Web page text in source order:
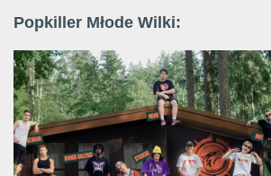
Popkiller Młode Wilki: